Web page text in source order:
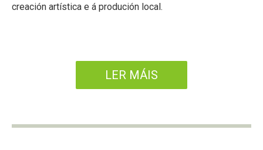
creación artística e á produción local.
LER MÁIS